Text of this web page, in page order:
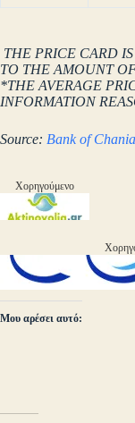
THE PRICE CARD
TO THE AMOUNT
*THE AVERAGE
INFORMATION
Source: Bank of Chania
Χορηγούμενο
Μου αρέσει αυτό: